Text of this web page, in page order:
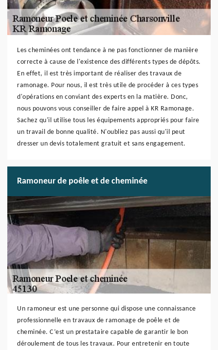
Les cheminées ont tendance à ne pas fonctionner de manière
correcte à cause de l'existence des différents types de dépôts.
En effet, il est très important de réaliser des travaux de
ramonage. Pour nous, il est très utile de procéder à ces types
d'opérations en conviant des experts en la matière. Donc,
nous pouvons vous conseiller de faire appel à KR Ramonage.
Sachez qu'il utilise tous les équipements appropriés pour faire
un travail de bonne qualité. N'oubliez pas aussi qu'il peut
dresser un devis totalement gratuit et sans engagement.
Ramoneur de poêle et de cheminée
Un ramoneur est une personne qui dispose une connaissance
professionnelle en travaux de ramonage de poêle et de
cheminée. C’est un prestataire capable de garantir le bon
déroulement de tous les travaux. Pour entretenir en toute